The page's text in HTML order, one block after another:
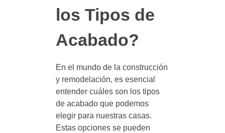
los Tipos de
Acabado?
En el mundo de la construcción
y remodelación, es esencial
entender cuáles son los tipos
de acabado que podemos
elegir para nuestras casas.
Estas opciones se pueden